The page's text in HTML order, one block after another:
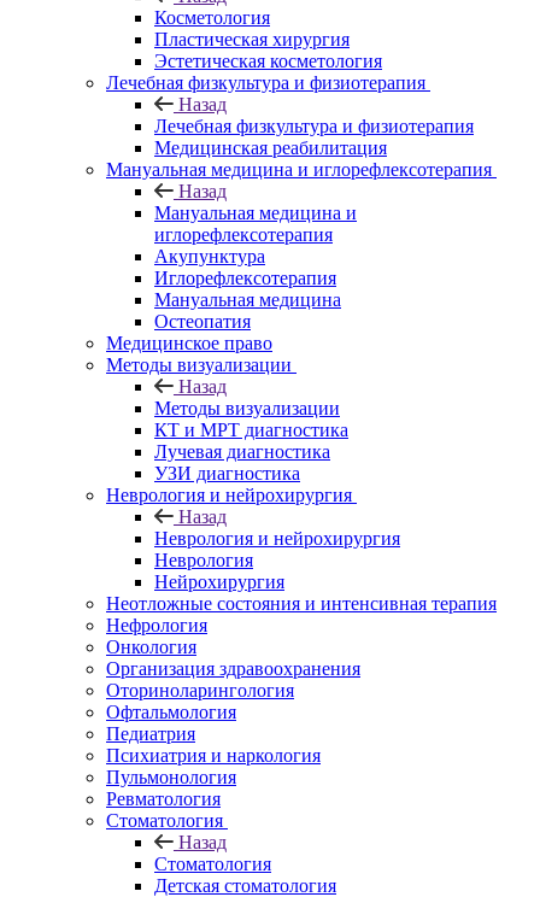
Косметология
Пластическая хирургия
Эстетическая косметология
Лечебная физкультура и физиотерапия
Назад
Лечебная физкультура и физиотерапия
Медицинская реабилитация
Мануальная медицина и иглорефлексотерапия
Назад
Мануальная медицина и
иглорефлексотерапия
Акупунктура
Иглорефлексотерапия
Мануальная медицина
Остеопатия
Медицинское право
Методы визуализации
Назад
Методы визуализации
КТ и МРТ диагностика
Лучевая диагностика
УЗИ диагностика
Неврология и нейрохирургия
Назад
Неврология и нейрохирургия
Неврология
Нейрохирургия
Неотложные состояния и интенсивная терапия
Нефрология
Онкология
Организация здравоохранения
Оториноларингология
Офтальмология
Педиатрия
Психиатрия и наркология
Пульмонология
Ревматология
Стоматология
Назад
Стоматология
Детская стоматология